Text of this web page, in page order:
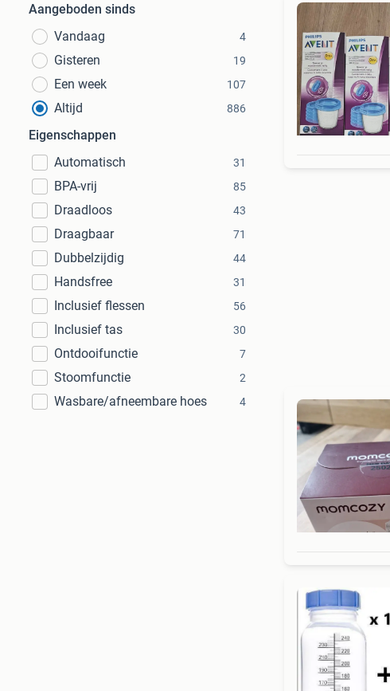
Aangeboden sinds
Vandaag
4
Gisteren 19
Een week 107
Altijd 886
Eigenschappen
Automatisch
31
BPA-vrij 85
Draadloos 43
Draagbaar 71
Dubbelzijdig 44
Handsfree 31
Inclusief flessen 56
Inclusief tas 30
Ontdooifunctie 7
Stoomfunctie 2
Wasbare/afneembare hoes 4